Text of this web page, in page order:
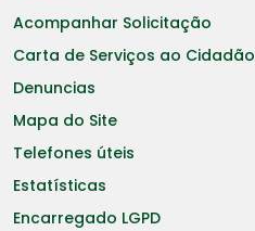
Acompanhar Solicitação
Carta de Serviços ao Cidadão
Denuncias
Mapa do Site
Telefones úteis
Estatísticas
Encarregado LGPD